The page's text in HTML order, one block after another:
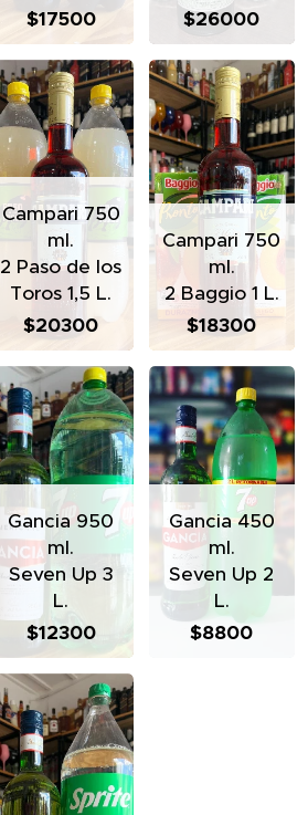
$17500
$26000
Campari 750
ml.
2 Paso de los
Toros 1,5 L.
$20300
Campari 750
ml.
2 Baggio 1 L.
$18300
Gancia 950
ml.
Seven Up 3
L.
$12300
Gancia 450
ml.
Seven Up 2
L.
$8800